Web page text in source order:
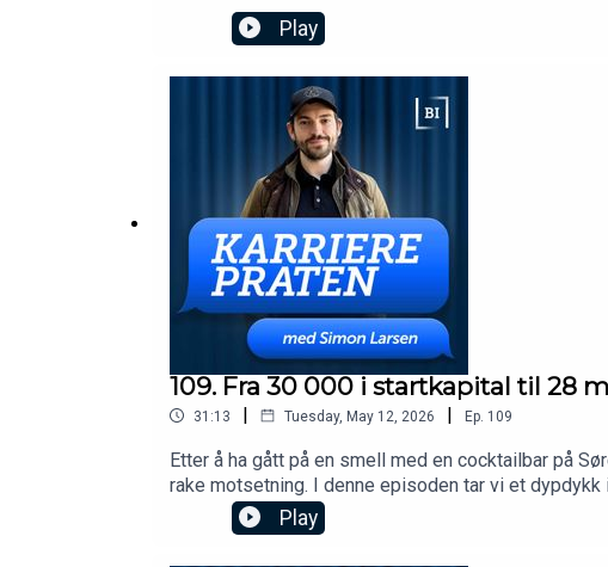
Play
109. Fra 30 000 i startkapital til 28
31:13 | Tuesday, May 12, 2026 | Ep. 109
Etter å ha gått på en smell med en cocktailbar på
rake motsetning. I denne episoden tar vi et
Forskningsrådet. En samtale om komplementære
Play